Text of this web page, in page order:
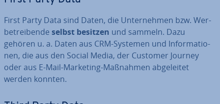
First Party Data sind Daten, die Un­ter­neh­men bzw. Wer­
be­trei­ben­de selbst besitzen und sammeln. Dazu
gehören u. a. Daten aus CRM-Systemen und In­for­ma­tio­
nen, die aus den Social Media, der Customer Journey
oder aus E-Mail-Marketing-Maßnahmen ab­ge­lei­tet
werden konnten.